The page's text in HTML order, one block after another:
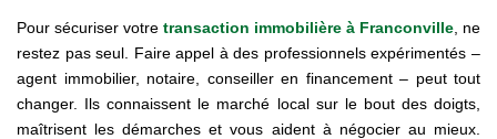
Pour sécuriser votre transaction immobilière à Franconville , ne
restez pas seul. Faire appel à des professionnels expérimentés –
agent immobilier, notaire, conseiller en financement – peut tout
changer. Ils connaissent le marché local sur le bout des doigts,
maîtrisent les démarches et vous aident à négocier au mieux.